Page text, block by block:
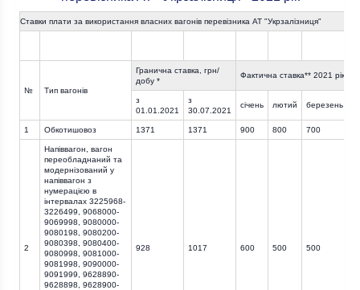
Ставки плати за використання власних вагонів перевізника АТ "Укрзалізниця"
№ Тип вагонів
Гранична ставка, грн/
добу *
Фактична ставка** 2021 рік,
з
01.01.2021
з
30.07.2021
січень лютий березень
1 Обкотишовоз 1371 1371 900 800 700
2
Напіввагон, вагон
переобладнаний та
модернізований у
напіввагон з
нумерацією в
інтервалах 3225968-
3226499, 9068000-
9069998, 9080000-
9080198, 9080200-
9080398, 9080400-
9080998, 9081000-
9081998, 9090000-
9091999, 9628890-
9628898, 9628900-
928 1017 600 500 500